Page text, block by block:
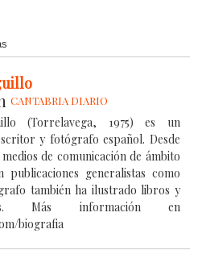
CANTABRIA DIARIO
(Torrelavega, 1975) es un
y fotógrafo español. Desde
de comunicación de ámbito
generalistas como
también ha ilustrado libros y
Más información en
biografia